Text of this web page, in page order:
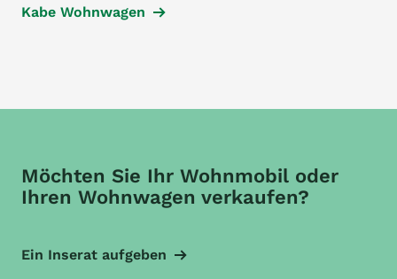
Kabe Wohnwagen
Möchten Sie Ihr Wohnmobil oder
Ihren Wohnwagen verkaufen?
Ein Inserat aufgeben